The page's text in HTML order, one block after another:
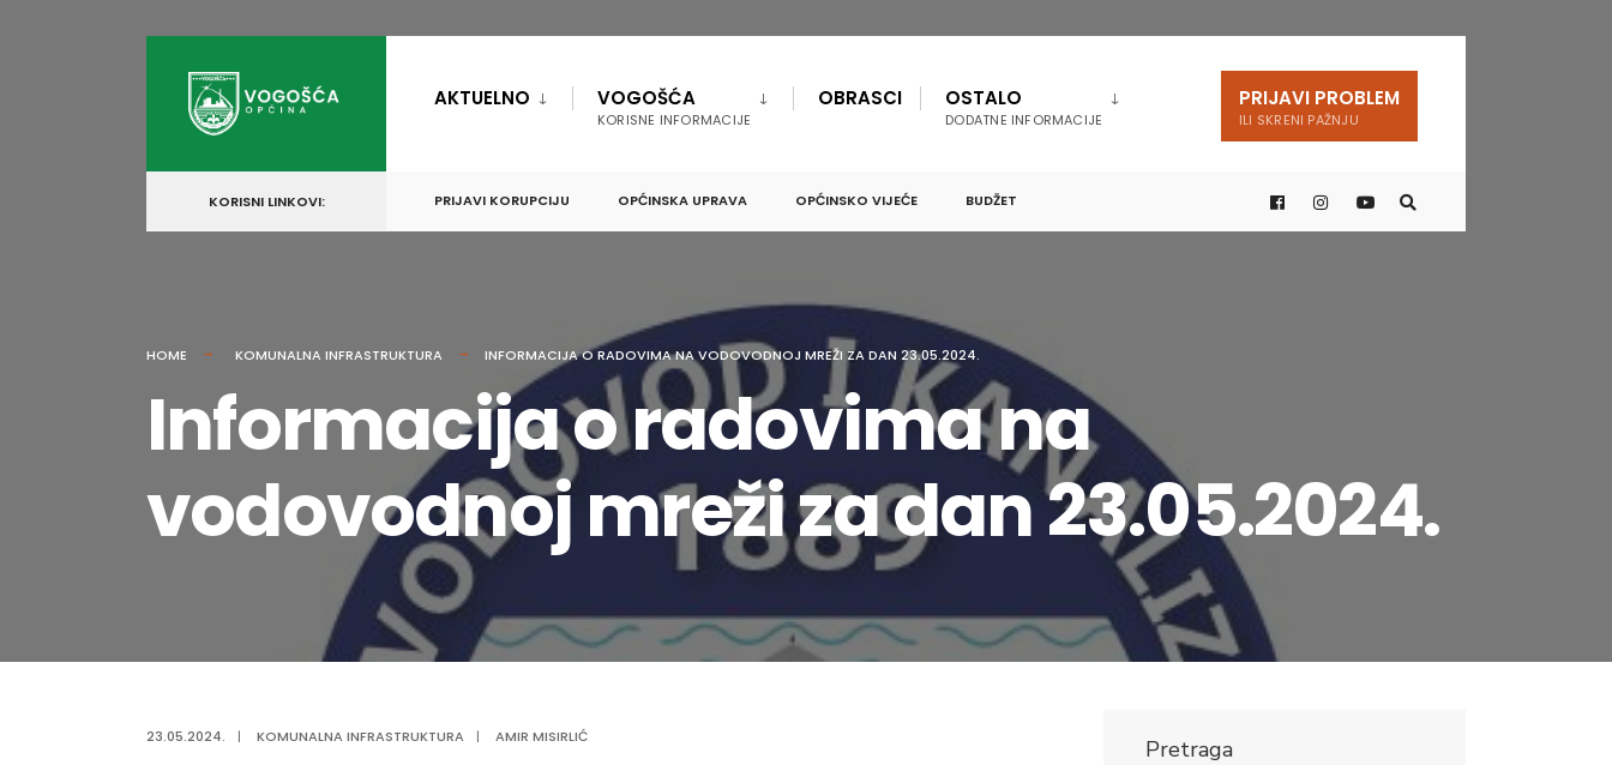
content
AKTUELNO VOGOŠĆA
KORISNE INFORMACIJE
OBRASCI OSTALO
DODATNE INFORMACIJE
PRIJAVI PROBLEM
ILI SKRENI PAŽNJU
KORISNI LINKOVI: PRIJAVI KORUPCIJU OPĆINSKA UPRAVA OPĆINSKO VIJEĆE BUDŽET
HOME KOMUNALNA INFRASTRUKTURA INFORMACIJA O RADOVIMA NA VODOVODNOJ MREŽI ZA DAN 23.05.2024.
Informacija o radovima na
vodovodnoj mreži za dan 23.05.2024.
23.05.2024. | KOMUNALNA INFRASTRUKTURA | AMIR MISIRLIĆ
Pretraga